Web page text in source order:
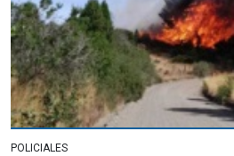
POLICIALES